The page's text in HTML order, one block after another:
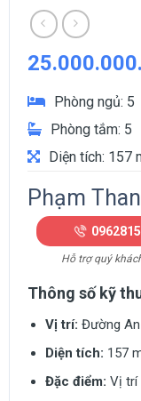
Phòng ngủ: 5
Phòng tắm: 5
Diện tích: 157
Phạm
Hỗ trợ quý
Thông số kỹ
Vị trí: Đường An
Diện tích: 157
Đặc điểm: Vị trí